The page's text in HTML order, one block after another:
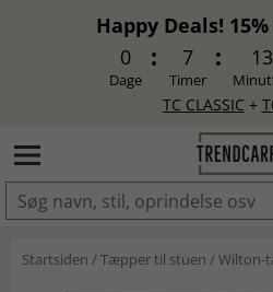
Happy Deals!
0
Dage
7
Timer
13
TC CLASSIC +
LAGT I
Startsiden /Tæpper til stuen /Wilton-